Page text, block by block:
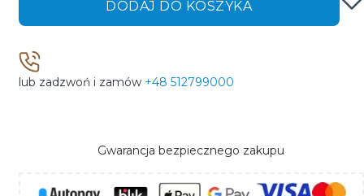
DODAJ DO KOSZYKA
lub zadzwoń i zamów +48 512799000
Gwarancja bezpiecznego zakupu